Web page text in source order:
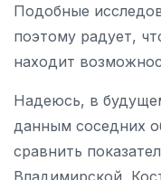
Подобные
поэтому радует,
находит
Надеюсь, в
данным соседних
сравнить
Владимирской,